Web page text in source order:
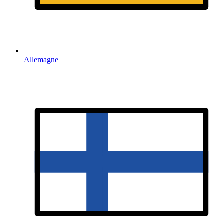
Allemagne